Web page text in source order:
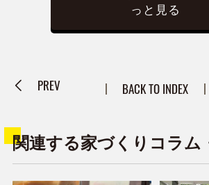
っと見る
PREV BACK TO INDEX
関連する家づくりコラム